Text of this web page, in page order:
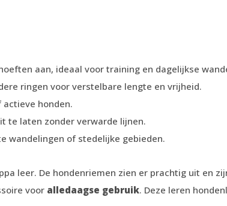
aan, ideaal voor training en dagelijkse
ringen voor verstelbare lengte en vrijheid.
honden.
te laten zonder verwarde lijnen.
wandelingen of stedelijke gebieden.
leer. De hondenriemen zien er prachtig uit en
voor alledaagse gebruik. Deze leren